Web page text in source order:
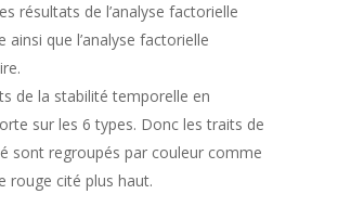
résultats de l’analyse factorielle
ainsi que l’analyse factorielle
de la stabilité temporelle en
sur les 6 types. Donc les traits de
sont regroupés par couleur comme
rouge cité plus haut.